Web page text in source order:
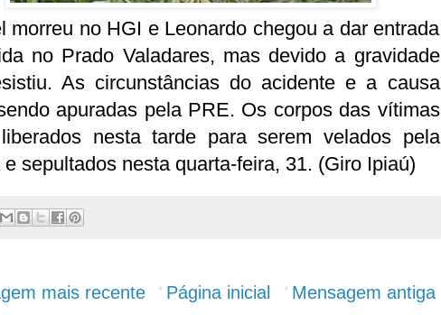
morreu no HGI e Leonardo chegou a dar entrada
no Prado Valadares, mas devido a gravidade
As circunstâncias do acidente e a causa
apuradas pela PRE. Os corpos das vítimas
nesta tarde para serem velados pela
sepultados nesta quarta-feira, 31. (Giro Ipiaú)
mais recente Mensagem antiga
Página inicial